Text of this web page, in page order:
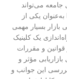
جامعه می‌تواند
یکی از
بازار بسیار مهمی
یک کلینیک
قوانین و مقررات
مؤثر و
این جوانب و